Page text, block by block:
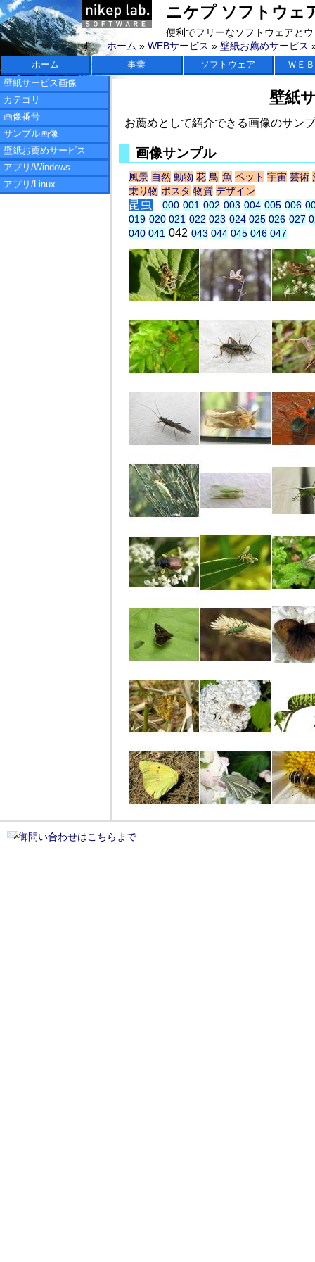
ニケプ ソフトウェ
便利でフリーなソフトウェアと
す。 ホーム »WEBサービス »壁紙お薦めサービス
ホーム 事業 ソフトウェア
ＷＥ
壁紙サービス画像
カテゴリ
画像番号
サンプル画像
壁紙お薦めサービス
アプリ/Windows
アプリ/Linux
壁紙
お薦めとして紹介できる画像のサン
画像サンプル
風景 自然 動物 花 鳥 魚 ペット 宇宙 芸術
乗り物 ポスタ 物質 デザイン
昆虫 :000 001 002 003 004 005 006
019 020 021 022 023 024 025 026 027
040 041 042 043 044 045 046 047
御問い合わせはこちらまで